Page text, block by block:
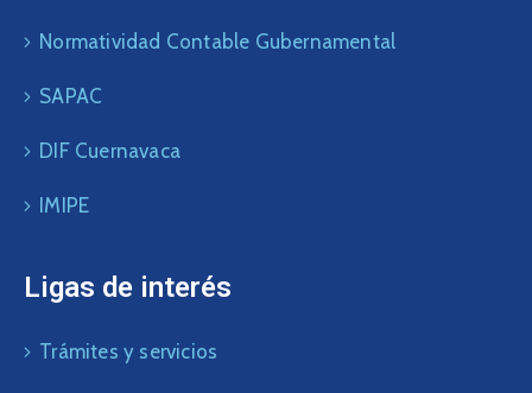
Normatividad Contable Gubernamental
SAPAC
DIF Cuernavaca
IMIPE
Ligas de interés
Trámites y servicios